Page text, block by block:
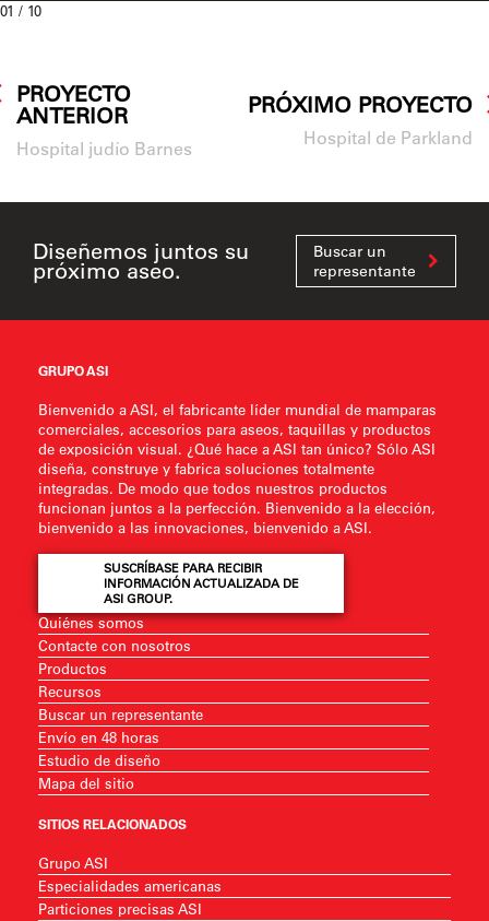
01 / 10
PRÓXIMO PROYECTO
Hospital de Parkland
PROYECTO
ANTERIOR
Hospital judío Barnes
Diseñemos juntos su
próximo aseo.
Buscar un
representante
GRUPO ASI
Bienvenido a ASI, el fabricante líder mundial de mamparas
comerciales, accesorios para aseos, taquillas y productos
de exposición visual. ¿Qué hace a ASI tan único? Sólo ASI
diseña, construye y fabrica soluciones totalmente
integradas. De modo que todos nuestros productos
funcionan juntos a la perfección. Bienvenido a la elección,
bienvenido a las innovaciones, bienvenido a ASI.
SUSCRÍBASE PARA RECIBIR
INFORMACIÓN ACTUALIZADA DE
ASI GROUP.
Quiénes somos
Contacte con nosotros
Productos
Recursos
Buscar un representante
Envío en 48 horas
Estudio de diseño
Mapa del sitio
SITIOS RELACIONADOS
Grupo ASI
Especialidades americanas
Particiones precisas ASI